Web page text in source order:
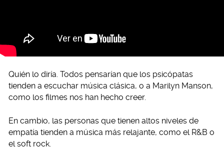
Quién lo diría. Todos pensarían que los psicópatas
tienden a escuchar música clásica, o a Marilyn Manson,
como los filmes nos han hecho creer.
En cambio, las personas que tienen altos niveles de
empatía tienden a música más relajante, como el R&B o
el soft rock.